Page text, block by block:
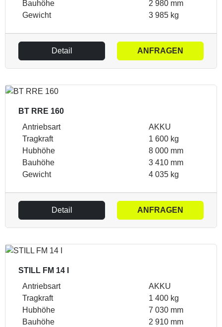
Bauhöhe
2 980 mm
Gewicht
3 985 kg
Detail ANFRAGEN
BT RRE 160
Antriebsart
AKKU
Tragkraft
1 600 kg
Hubhöhe
8 000 mm
Bauhöhe
3 410 mm
Gewicht
4 035 kg
Detail ANFRAGEN
STILL FM 14 I
Antriebsart
AKKU
Tragkraft
1 400 kg
Hubhöhe
7 030 mm
Bauhöhe
2 910 mm